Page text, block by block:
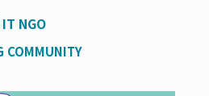
IT NGO
COMMUNITY